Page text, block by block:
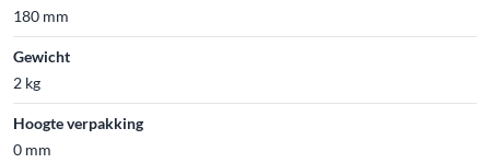
180 mm
Gewicht
2 kg
Hoogte verpakking
0 mm